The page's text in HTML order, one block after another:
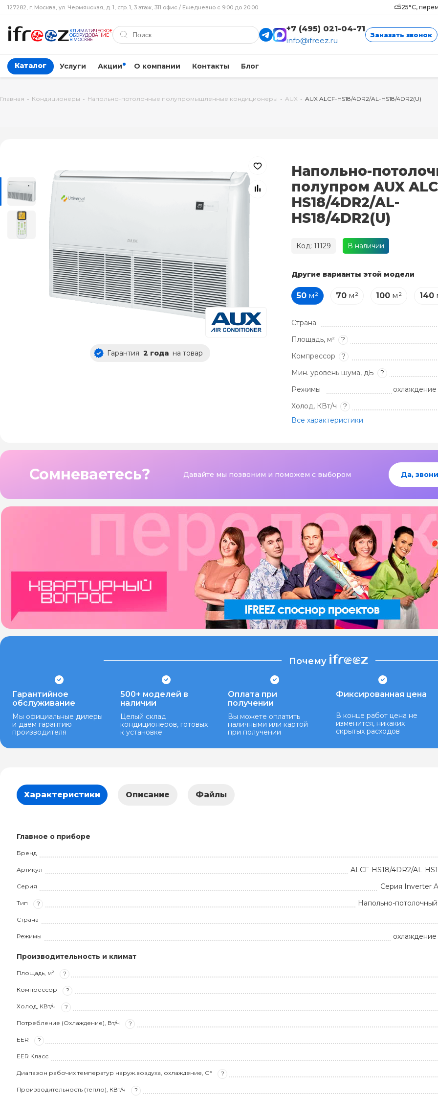
127282, г. Москва, ул. Чермянская, д. 1, стр. 1, 3 этаж, 311 офис / Ежедневно с 9:00 до 20:00 ⛅25°C,
КЛИМАТИЧЕСКОЕ
ОБОРУДОВАНИЕ
В МОСКВЕ
+7 (495) 021-04-71
info@ifreez.ru
Заказать звонок
Каталог Услуги Акции О компании Контакты Блог
Главная - Кондиционеры - Напольно-потолочные полупромышленные кондиционеры - AUX - AUX ALCF-HS18/4DR2/AL-HS18/4DR2(U)
Гарантия 2 года на товар
Напольно-
полупром AUX
HS18/4DR2/AL-
HS18/4DR2(U)
Код: 11129 В наличии
Другие варианты этой модели
50м² 70м² 100м² 140
Страна
Площадь, м²
?
Компрессор
?
Мин. уровень шума, дБ
?
Режимы
Холод, КВт/ч
?
Все характеристики
Сомневаетесь? Давайте мы позвоним и поможем с выбором Да,
Почему
Гарантийное
обслуживание
Мы официальные дилеры
и даем гарантию
производителя
500+ моделей в
наличии
Целый склад
кондиционеров, готовых
к установке
Оплата при
получении
Вы можете оплатить
наличными или картой
при получении
Фиксированная цена
В конце работ цена не
изменится, никаких
скрытых расходов
Характеристики Описание Файлы
Главное о приборе
Бренд
Артикул ALCF-HS18/4DR2/AL-
Серия Серия Inverter
Тип ? Напольно-
Страна
Режимы
Производительность и климат
Площадь, м² ?
Компрессор ?
Холод, КВт/ч ?
Потребление (Охлаждение), Вт/ч ?
EER ?
EER Класс
Диапазон рабочих температур наруж.воздуха, охлаждение, С° ?
Производительность (тепло), КВт/ч ?